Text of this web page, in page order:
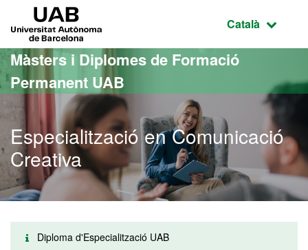
Ves al contingut principal
Ves a la navegació de la pàgina
Idioma
Català
Màsters i Diplomes de Formació
Permanent UAB
Especialització en Comunicació
Creativa
Diploma d'Especialització UAB